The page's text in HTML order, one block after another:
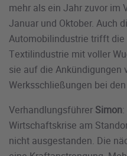
mehr als ein Jahr zuvor im
Januar und Oktober. Auch
Automobilindustrie trifft
Textilindustrie mit voller
sie auf die Ankündigungen
Werksschließungen bei
Verhandlungsführer Simon
Wirtschaftskrise am
nicht ausgestanden. Die